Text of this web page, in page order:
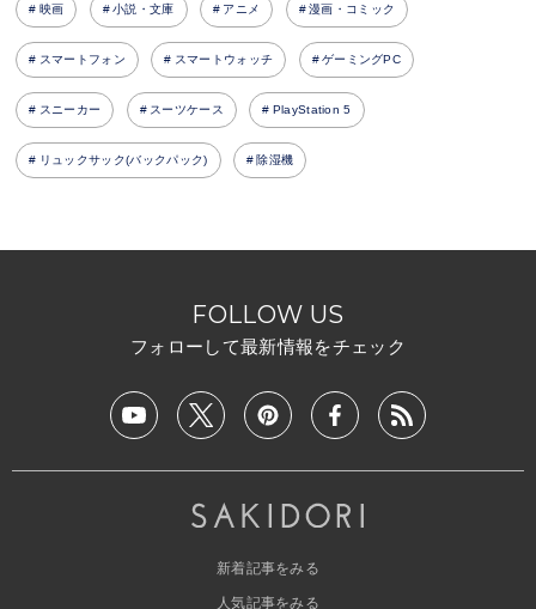
映画 小説・文庫 アニメ 漫画・コミック
スマートフォン スマートウォッチ ゲーミングPC
スニーカー スーツケース PlayStation 5
リュックサック(バックパック) 除湿機
FOLLOW US
フォローして最新情報をチェック
新着記事をみる
人気記事をみる